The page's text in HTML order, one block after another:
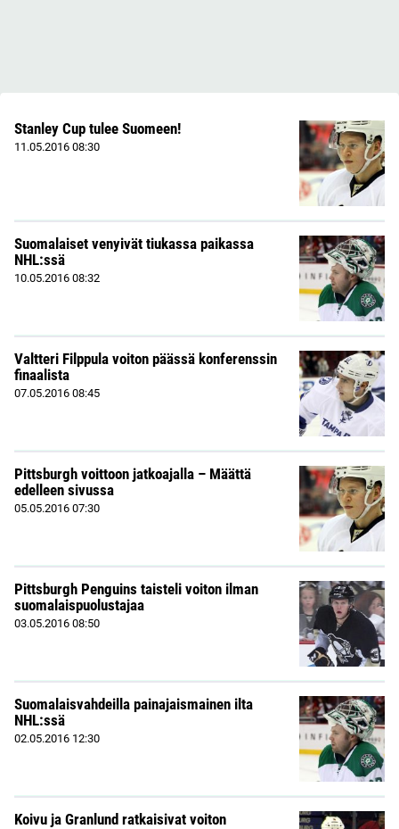
Stanley Cup tulee Suomeen!
11.05.2016 08:30
Suomalaiset venyivät tiukassa paikassa
NHL:ssä
10.05.2016 08:32
Valtteri Filppula voiton päässä konferenssin
finaalista
07.05.2016 08:45
Pittsburgh voittoon jatkoajalla – Määttä
edelleen sivussa
05.05.2016 07:30
Pittsburgh Penguins taisteli voiton ilman
suomalaispuolustajaa
03.05.2016 08:50
Suomalaisvahdeilla painajaismainen ilta
NHL:ssä
02.05.2016 12:30
Koivu ja Granlund ratkaisivat voiton